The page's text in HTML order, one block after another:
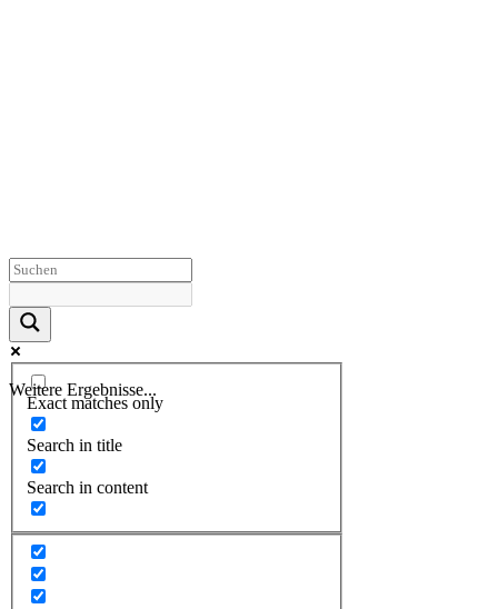
Weitere Ergebnisse...
Exact matches only
Search in title
Search in content